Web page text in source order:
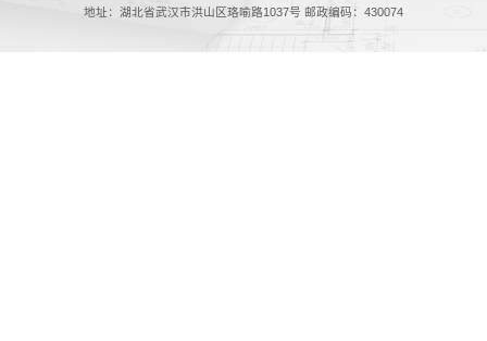
地址：湖北省武汉市洪山区珞喻路1037号 邮政编码：430074